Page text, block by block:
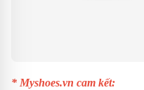
* Myshoes.vn cam kết: